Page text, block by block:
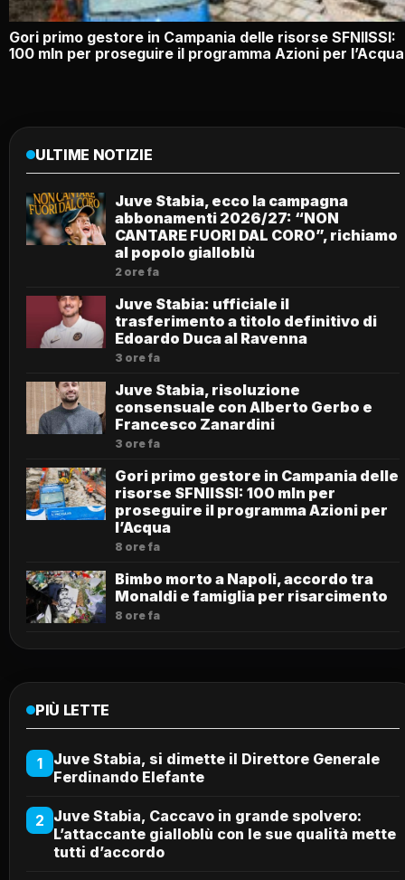
Gori primo gestore in Campania delle risorse SFNIISSI:
100 mln per proseguire il programma Azioni per l’Acqua
ULTIME NOTIZIE
Juve Stabia, ecco la campagna
abbonamenti 2026/27: “NON
CANTARE FUORI DAL CORO”, richiamo
al popolo gialloblù
2 ore fa
Juve Stabia: ufficiale il
trasferimento a titolo definitivo di
Edoardo Duca al Ravenna
3 ore fa
Juve Stabia, risoluzione
consensuale con Alberto Gerbo e
Francesco Zanardini
3 ore fa
Gori primo gestore in Campania delle
risorse SFNIISSI: 100 mln per
proseguire il programma Azioni per
l’Acqua
8 ore fa
Bimbo morto a Napoli, accordo tra
Monaldi e famiglia per risarcimento
8 ore fa
PIÙ LETTE
1
Juve Stabia, si dimette il Direttore Generale
Ferdinando Elefante
2 Juve Stabia, Caccavo in grande spolvero:
L’attaccante gialloblù con le sue qualità mette
tutti d’accordo